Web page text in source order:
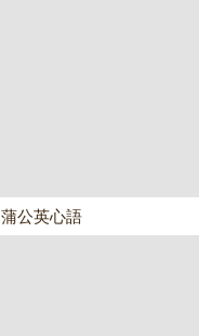
蒲公英心語